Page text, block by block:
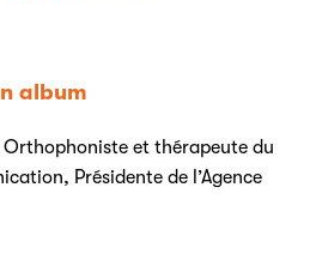
album
Orthophoniste et thérapeute du
Présidente de l’Agence